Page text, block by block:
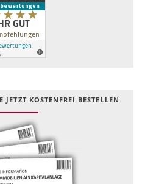
KOSTEN­FREI BESTELLEN